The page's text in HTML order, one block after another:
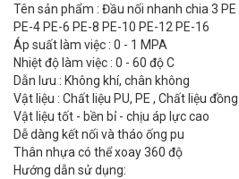
Tên sản phẩm : Đầu nối nhanh chia 3
PE-4 PE-6 PE-8 PE-10 PE-12 PE-16
Áp suất làm việc : 0 - 1 MPA
Nhiệt độ làm việc : 0 - 60 độ C
Dẫn lưu : Không khí, chân không
Vật liệu : Chất liệu PU, PE , Chất liệu đồng
Vật liệu tốt - bền bỉ - chịu áp lực cao
Dễ dàng kết nối và tháo ống pu
Thân nhựa có thể xoay 360 độ
Hướng dẫn sử dụng: